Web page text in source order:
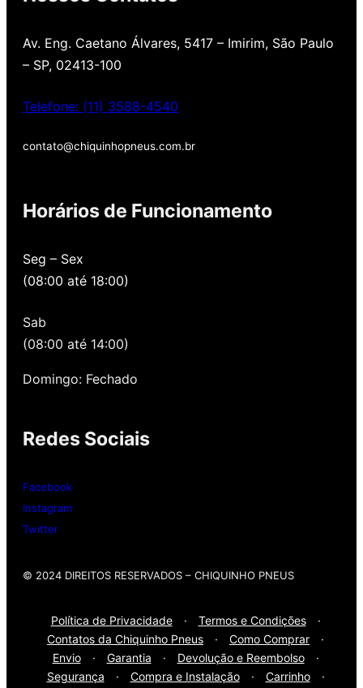
Padrão Europeu de
Temos uma loja novinha, com os melhores
oferecemos revisão, balanceamento e
nossa loja possui grande parceria com a
Então, entre em contato onde desejar:
Av. Eng. Caetano Álvares, 5417 – Imirim, São Paulo
– SP, 02413-100
Telefone: (11) 3588-4540
contato@chiquinhopneus.com.br
Horários de Funcionamento
Seg – Sex
(08:00 até 18:00)
Sab
(08:00 até 14:00)
Domingo: Fechado
Redes Sociais
Facebook
Instagram
Twitter
© 2024 DIREITOS RESERVADOS​ – CHIQUINHO PNEUS
Política de Privacidade · Termos e Condições
·
Contatos da Chiquinho Pneus
· Como Comprar
·
Envio
· Garantia · Devolução e Reembolso
·
Segurança
· Compra e Instalação · Carrinho
·